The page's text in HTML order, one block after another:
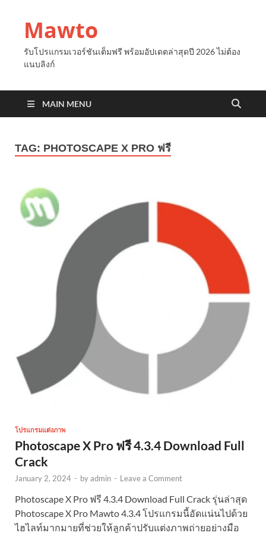
Mawto
รับโปรแกรมเวอร์ชันเต็มฟรี พร้อมอัปเดตล่าสุดปี 2026 ไม่ต้อง
แนบลิงก์
MAIN MENU
TAG: PHOTOSCAPE X PRO ฟรี
โปรแกรมแต่งภาพ
Photoscape X Pro ฟรี 4.3.4 Download Full
Crack
January 2, 2024 - byadmin - Leave a Comment
Photoscape X Pro ฟรี 4.3.4 Download Full Crack รุ่นล่าสุด
Photoscape X Pro Mawto 4.3.4 โปรแกรมนี้อัดแน่นไปด้วย
ไฮไลท์มากมายที่ช่วยให้ลูกค้าปรับแต่งภาพถ่ายอย่างมือ